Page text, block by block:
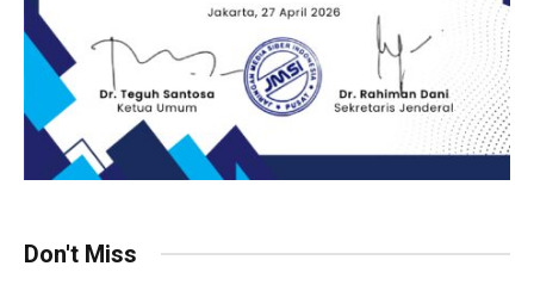
Don't Miss